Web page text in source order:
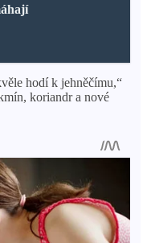
hodí k jehněčímu,“
koriandr a nové